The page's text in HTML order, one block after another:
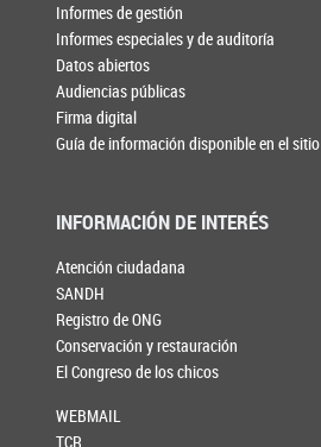
Informes de gestión
Informes especiales y de auditoría
Datos abiertos
Audiencias públicas
Firma digital
Guía de información disponible en el sitio
INFORMACIÓN DE INTERÉS
Atención ciudadana
SANDH
Registro de ONG
Conservación y restauración
El Congreso de los chicos
WEBMAIL
TCR